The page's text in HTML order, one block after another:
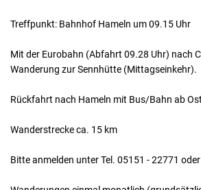
Treffpunkt: Bahnhof Hameln um 09.15 Uhr
Mit der Eurobahn (Abfahrt 09.28 Uhr) nach
Wanderung zur Sennhütte (Mittagseinkehr).
Rückfahrt nach Hameln mit Bus/Bahn ab
Wanderstrecke ca. 15 km
Bitte anmelden unter Tel. 05151 - 22771